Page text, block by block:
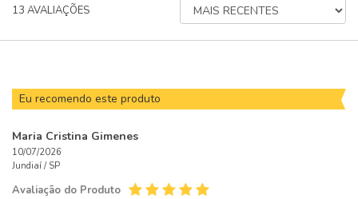
13 AVALIAÇÕES
ORDENAR
AVALIAÇÕES
Eu recomendo este produto
Maria Cristina Gimenes
10/07/2026
Jundiaí / SP
Avaliação do Produto